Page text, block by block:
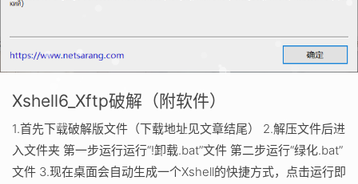
Xshell6_Xftp破解（附软件）
1.首先下载破解版文件（下载地址见文章结尾） 2.解压文件后进
入文件夹 第一步运行运行“!卸载.bat”文件 第二步运行“绿化.bat”
文件 3.现在桌面会自动生成一个Xshell的快捷方式，点击运行即